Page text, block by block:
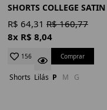
SHORTS COLLEGE SATIN
R$ 64,31 R$ 160,77
8x R$ 8,04
156 Comprar
Shorts Lilás P M G